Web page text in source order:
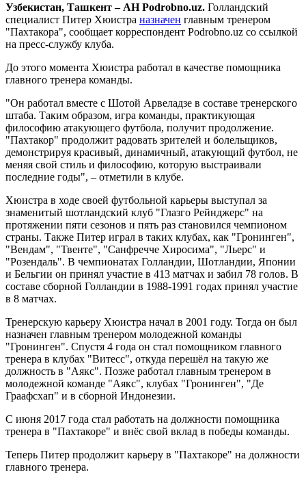
Узбекистан, Ташкент – АН Podrobno.uz. Голландский
специалист Питер Хюистра назначен главным тренером
"Пахтакора", сообщает корреспондент Podrobno.uz со ссылкой
на пресс-службу клуба.
До этого момента Хюистра работал в качестве помощника
главного тренера команды.
"Он работал вместе с Шотой Арвеладзе в составе тренерского
штаба. Таким образом, игра команды, практикующая
философию атакующего футбола, получит продолжение.
"Пахтакор" продолжит радовать зрителей и болельщиков,
демонстрируя красивый, динамичный, атакующий футбол, не
меняя свой стиль и философию, которую выстраивали
последние годы", – отметили в клубе.
Хюистра в ходе своей футбольной карьеры выступал за
знаменитый шотландский клуб "Глазго Рейнджерс" на
протяжении пяти сезонов и пять раз становился чемпионом
страны. Также Питер играл в таких клубах, как "Гронинген",
"Вендам", "Твенте", "Санфречче Хиросима", "Льерс" и
"Розендаль". В чемпионатах Голландии, Шотландии, Японии
и Бельгии он принял участие в 413 матчах и забил 78 голов. В
составе сборной Голландии в 1988-1991 годах принял участие
в 8 матчах.
Тренерскую карьеру Хюистра начал в 2001 году. Тогда он был
назначен главным тренером молодежной команды
"Гронинген". Спустя 4 года он стал помощником главного
тренера в клубах "Витесс", откуда перешёл на такую же
должность в "Аякс". Позже работал главным тренером в
молодежной команде "Аякс", клубах "Гронинген", "Де
Граафсхап" и в сборной Индонезии.
С июня 2017 года стал работать на должности помощника
тренера в "Пахтакоре" и внёс свой вклад в победы команды.
Теперь Питер продолжит карьеру в "Пахтакоре" на должности
главного тренера.